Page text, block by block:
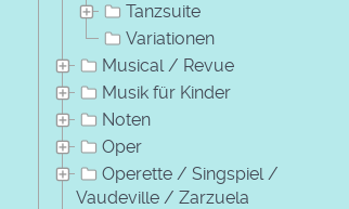
Tanzsuite
Variationen
Musical / Revue
Musik für Kinder
Noten
Oper
Operette / Singspiel /
Vaudeville / Zarzuela